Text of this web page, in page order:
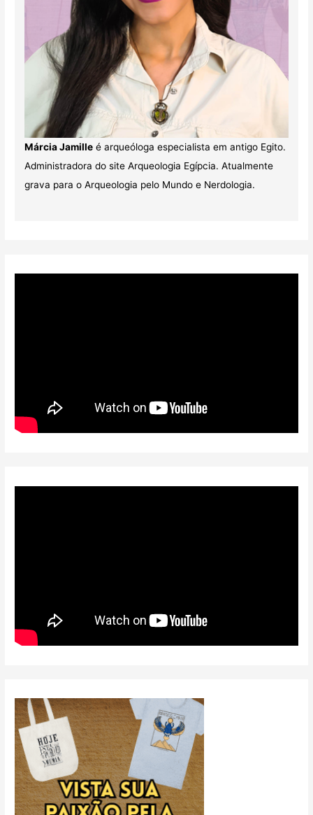
Márcia Jamilleé arqueóloga especialista em antigo Egito.
Administradora do site Arqueologia Egípcia. Atualmente
grava para o Arqueologia pelo Mundo e Nerdologia.